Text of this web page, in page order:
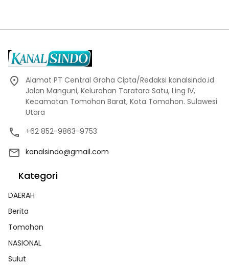
Alamat PT Central Graha Cipta/Redaksi kanalsindo.id
Jalan Manguni, Kelurahan Taratara Satu, Ling IV,
Kecamatan Tomohon Barat, Kota Tomohon. Sulawesi
Utara
+62 852-9863-9753
kanalsindo@gmail.com
Kategori
DAERAH
Berita
Tomohon
NASIONAL
Sulut